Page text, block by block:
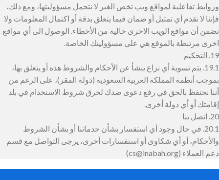
وروابط تفاعلية لمواقع ويب تخص الغير لا نتحمل مسؤوليتها، ومع ذلك،
فإننا لا نقدم أي تمثيل أو ضمان فيما يتعلق بدقة أو اكتمال المعلومات ولا
نضمن أن مواقع الويب الاخرى خالية من الأخطاء. الوصول الى أي مواقع
اخرى مرتبطة بالموقع هي على مسؤوليتك الخاصة.
19. التحكيم
19.1. ‌يتم تسوية أي نزاع ينشأ عن الأحكام والشروط هذه أو يتعلق بها،
بموجب أنظمة المملكة العربية السعودية (دولة المقر)، على الرغم من
أننا نحتفظ بالحق في رفع دعوى ضدك لخرق شروط الاستخدام في بلد
إقامتك أو أي دولة أخرى.
20. اتصل بنا
20.1. في حال وجود أي استفسار بشأن خدماتنا أو بشأن الشروط
والأحكام، أو أي شكاوى أو استفسارات أخرى، يرجى التواصل مع قسم
دعم العملاء (cs@inabah.org)